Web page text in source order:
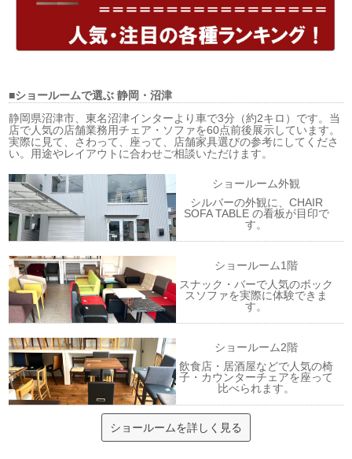
■ショールームで選ぶ静岡・沼津
静岡県沼津市、東名沼津インターより車で3分（約2キロ）です。当
店で人気の店舗業務用チェア・ソファを60点前後展示しています。
実際に見て、さわって、座って、店舗家具選びの参考にしてくださ
い。用途やレイアウトに合わせご相談いただけます。
ショールーム外観
シルバーの外観に、CHAIR
SOFA TABLE の看板が目印で
す。
ショールーム1階
スナック・バーで人気のボック
スソファを実際に体験できま
す。
ショールーム2階
飲食店・居酒屋などで人気の椅
子・カウンターチェアを座って
比べられます。
ショールームを詳しく見る